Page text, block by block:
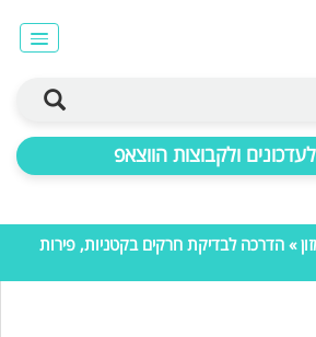
ולקבוצות הווצאפ
» הדרכה לבדיקת חרקים בקטניות, פירות